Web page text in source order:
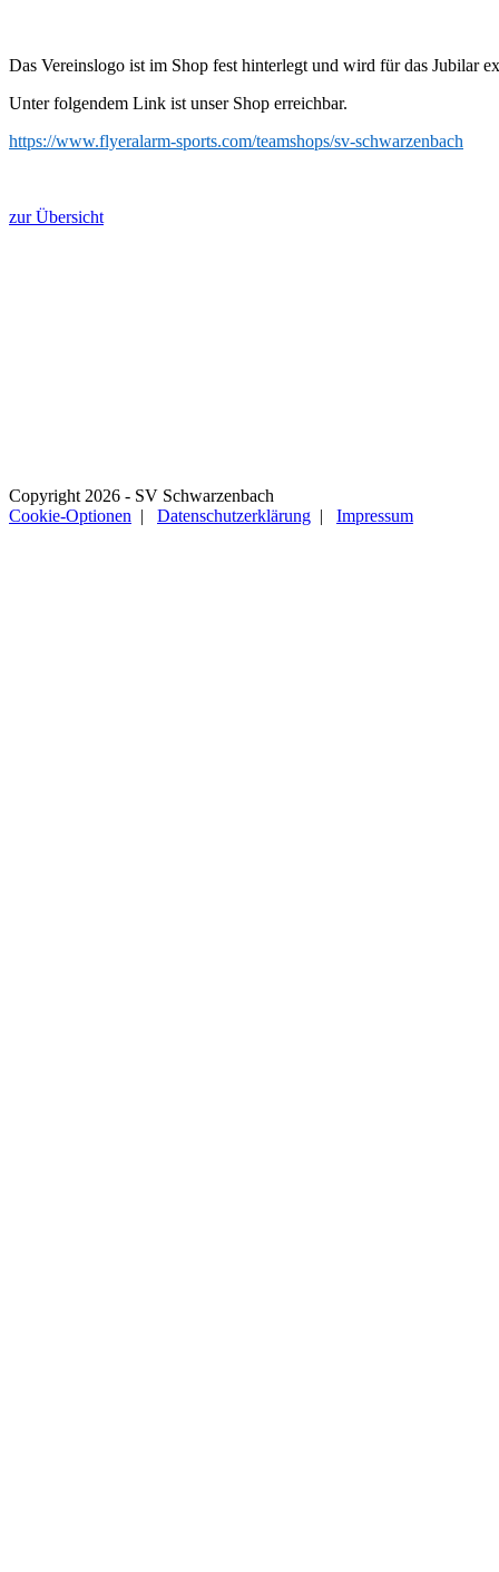
Das Vereinslogo ist im Shop fest hinterlegt und wird für das Jubilar
Unter folgendem Link ist unser Shop erreichbar.
https://www.flyeralarm-sports.com/teamshops/sv-schwarzenbach
zur Übersicht
Copyright 2026 - SV Schwarzenbach
Cookie-Optionen | Datenschutzerklärung | Impressum